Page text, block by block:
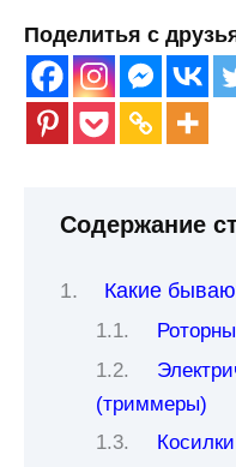
Поделитья с
Содержание
Какие
(триммеры)